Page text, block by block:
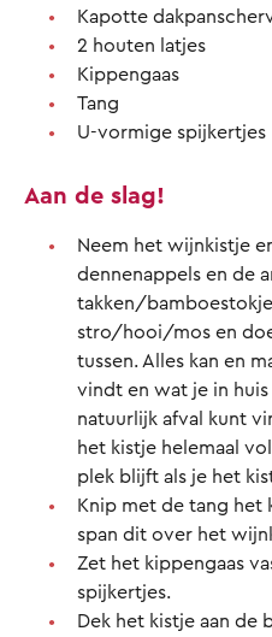
Kapotte
2 houten latjes
Kippengaas
Tang
U-vormige spijkertjes
Aan de slag!
Neem het wijnkistje
dennenappels en de
takken/
stro/hooi/mos en
tussen. Alles kan en
vindt en wat je in
natuurlijk afval kunt
het kistje helemaal
plek blijft als je het
Knip met de tang het
span dit over het
Zet het kippengaas
spijkertjes.
Dek het kistje aan de